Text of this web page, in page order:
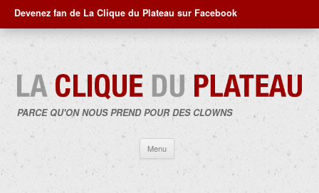
Devenez fan de La Clique du Plateau sur Facebook
PARCE QU'ON NOUS PREND POUR DES CLOWNS
Menu
contenu